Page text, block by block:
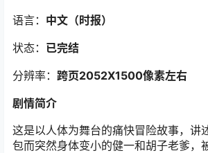
语言： 中文（时报）
状态： 已完结
分辨率： 跨页2052X1500像素左右
剧情简介
这是以人体为舞台的痛快冒险故事，讲
包而突然身体变小的健一和胡子老爹，